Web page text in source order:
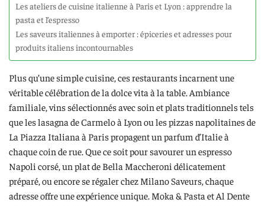
Les ateliers de cuisine italienne à Paris et Lyon : apprendre la
pasta et l’espresso
Les saveurs italiennes à emporter : épiceries et adresses pour
produits italiens incontournables
Plus qu’une simple cuisine, ces restaurants incarnent une
véritable célébration de la dolce vita à la table. Ambiance
familiale, vins sélectionnés avec soin et plats traditionnels tels
que les lasagna de Carmelo à Lyon ou les pizzas napolitaines de
La Piazza Italiana à Paris propagent un parfum d’Italie à
chaque coin de rue. Que ce soit pour savourer un espresso
Napoli corsé, un plat de Bella Maccheroni délicatement
préparé, ou encore se régaler chez Milano Saveurs, chaque
adresse offre une expérience unique. Moka & Pasta et Al Dente